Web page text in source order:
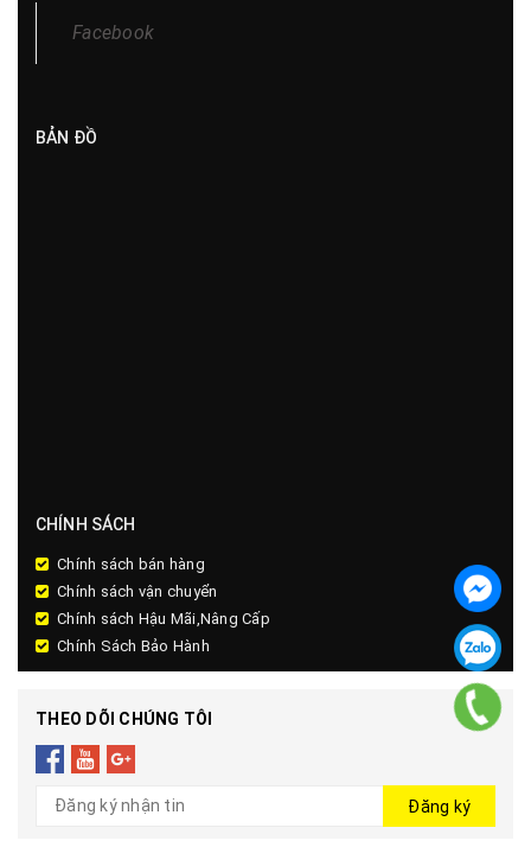
Facebook
BẢN ĐỒ
CHÍNH SÁCH
Chính sách bán hàng
Chính sách vận chuyển
Chính sách Hậu Mãi,Nâng Cấp
Chính Sách Bảo Hành
THEO DÕI CHÚNG TÔI
Đăng ký